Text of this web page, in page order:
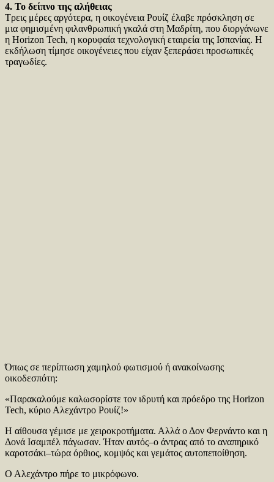
4. Το δείπνο της αλήθειας
Τρεις μέρες αργότερα, η οικογένεια Ρουίζ έλαβε πρόσκληση σε
μια φημισμένη φιλανθρωπική γκαλά στη Μαδρίτη, που διοργάνωνε
η Horizon Tech, η κορυφαία τεχνολογική εταιρεία της Ισπανίας. Η
εκδήλωση τίμησε οικογένειες που είχαν ξεπεράσει προσωπικές
τραγωδίες.
Όπως σε περίπτωση χαμηλού φωτισμού ή ανακοίνωσης
οικοδεσπότη:
«Παρακαλούμε καλωσορίστε τον ιδρυτή και πρόεδρο της Horizon
Tech, κύριο Αλεχάντρο Ρουίζ!»
Η αίθουσα γέμισε με χειροκροτήματα. Αλλά ο Δον Φερνάντο και η
Δονά Ισαμπέλ πάγωσαν. Ήταν αυτός–ο άντρας από το αναπηρικό
καροτσάκι–τώρα όρθιος, κομψός και γεμάτος αυτοπεποίθηση.
Ο Αλεχάντρο πήρε το μικρόφωνο.